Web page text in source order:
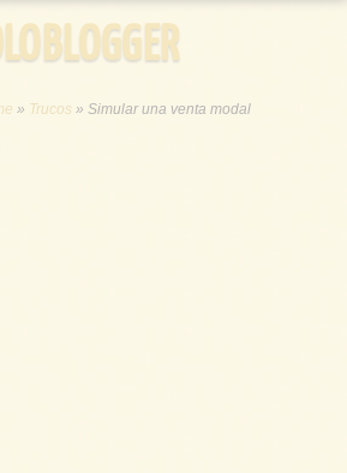
» Trucos»Simular una venta modal